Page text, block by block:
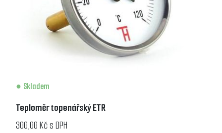
Skladem
Teploměr topenářský ETR
300,00 Kč s DPH